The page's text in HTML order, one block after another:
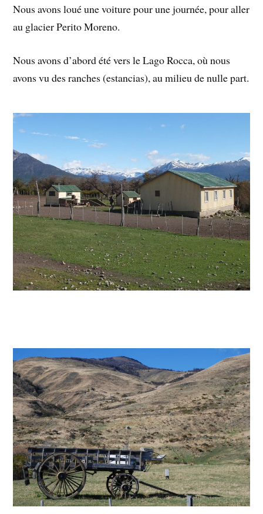
Nous avons loué une voiture pour une journée, pour aller
au glacier Perito Moreno.
Nous avons d’abord été vers le Lago Rocca, où nous
avons vu des ranches (estancias), au milieu de nulle part.